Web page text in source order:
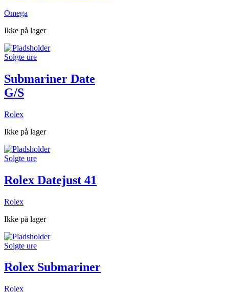
Omega
Ikke på lager
Solgte ure
Submariner Date
G/S
Rolex
Ikke på lager
Solgte ure
Rolex Datejust 41
Rolex
Ikke på lager
Solgte ure
Rolex Submariner
Rolex